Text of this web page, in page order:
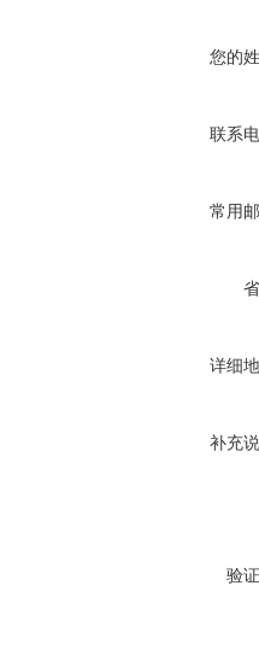
您的
联系
常用
详细
补充
验